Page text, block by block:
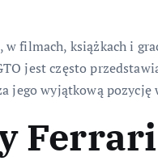
filmach, książkach i
jest często
jego wyjątkową